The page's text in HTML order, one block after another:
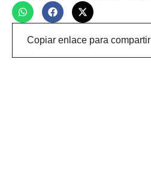
Copiar enlace para compartir